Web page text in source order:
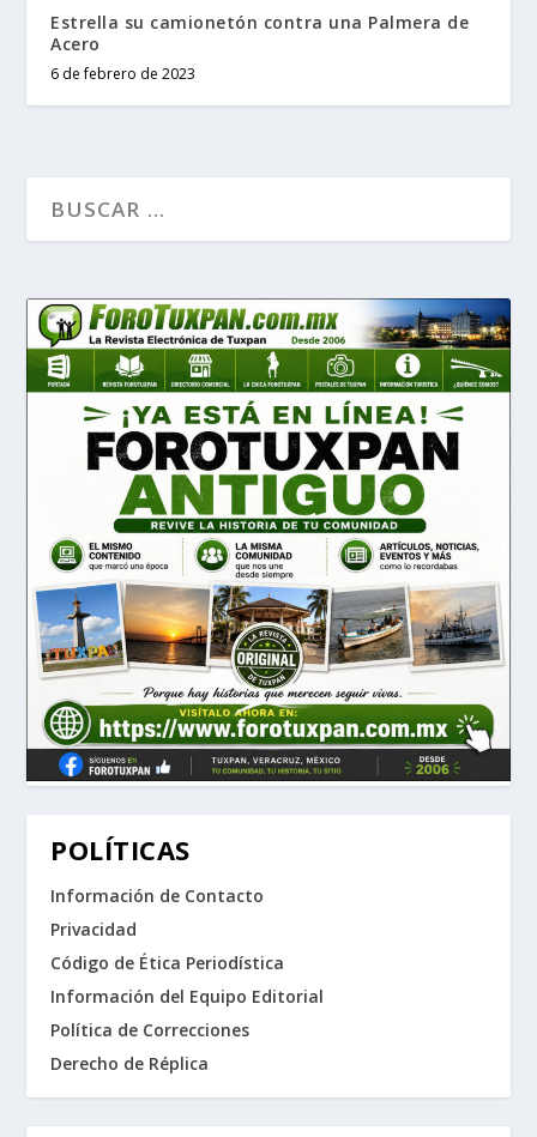
Estrella su camionetón contra una Palmera de
Acero
6 de febrero de 2023
POLÍTICAS
Información de Contacto
Privacidad
Código de Ética Periodística
Información del Equipo Editorial
Política de Correcciones
Derecho de Réplica